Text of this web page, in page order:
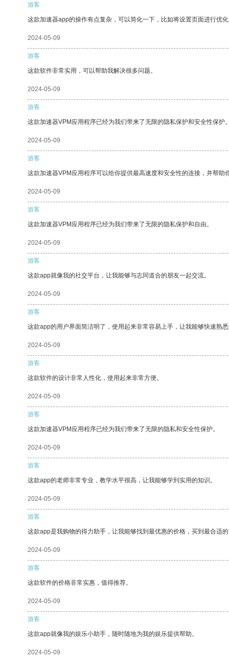
游客
这款加速器app的操作有点复杂，可以简化一下，比如将设置页面进行优
2024-05-09
游客
这款软件非常实用，可以帮助我解决很多问题。
2024-05-09
游客
这款加速器VPM应用程序已经为我们带来了无限的隐私保护和安全性保护
2024-05-09
游客
这款加速器VPM应用程序可以给你提供最高速度和安全性的连接，并帮助
2024-05-09
游客
这款加速器VPM应用程序已经为我们带来了无限的隐私保护和自由。
2024-05-09
游客
这款app就像我的社交平台，让我能够与志同道合的朋友一起交流。
2024-05-09
游客
这款app的用户界面简洁明了，使用起来非常容易上手，让我能够快速熟
2024-05-09
游客
这款软件的设计非常人性化，使用起来非常方便。
2024-05-09
游客
这款加速器VPM应用程序已经为我们带来了无限的隐私和安全性保护。
2024-05-09
游客
这款app的老师非常专业，教学水平很高，让我能够学到实用的知识。
2024-05-09
游客
这款app是我购物的得力助手，让我能够找到最优惠的价格，买到最合适
2024-05-09
游客
这款软件的价格非常实惠，值得推荐。
2024-05-09
游客
这款app就像我的娱乐小助手，随时随地为我的娱乐提供帮助。
2024-05-09